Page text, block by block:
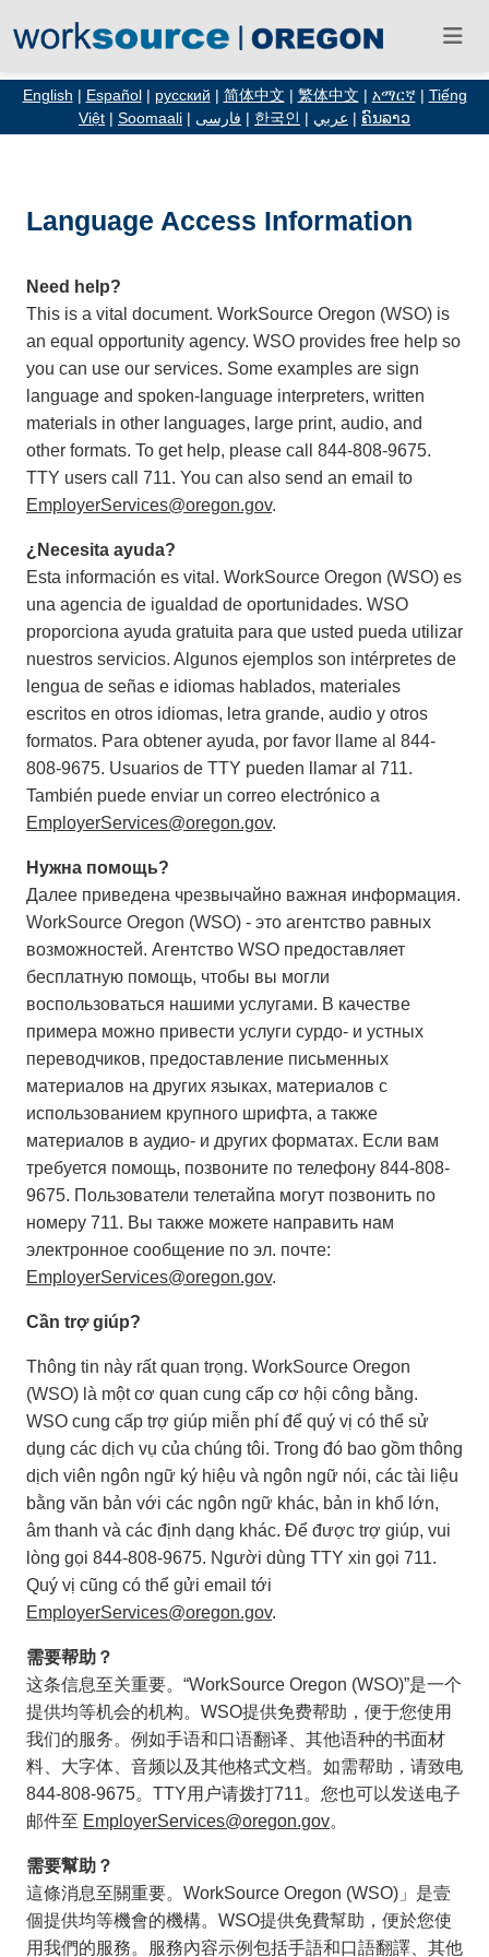
English Español русский 简体中文 繁体中文 አማርኛ
Tiếng
Việt
Soomaali فارسی 한국인 عربي ຄົນລາວ
Language Access Information
Need help?
This is a vital document. WorkSource Oregon (WSO) is
an equal opportunity agency. WSO provides free help so
you can use our services. Some examples are sign
language and spoken-language interpreters, written
materials in other languages, large print, audio, and
other formats. To get help, please call 844-808-9675.
TTY users call 711. You can also send an email to
EmployerServices@oregon.gov.
¿Necesita ayuda?
Esta información es vital. WorkSource Oregon (WSO) es
una agencia de igualdad de oportunidades. WSO
proporciona ayuda gratuita para que usted pueda utilizar
nuestros servicios. Algunos ejemplos son intérpretes de
lengua de señas e idiomas hablados, materiales
escritos en otros idiomas, letra grande, audio y otros
formatos. Para obtener ayuda, por favor llame al 844-
808-9675. Usuarios de TTY pueden llamar al 711.
También puede enviar un correo electrónico a
EmployerServices@oregon.gov.
Нужна помощь?
Далее приведена чрезвычайно важная информация.
WorkSource Oregon (WSO) - это агентство равных
возможностей. Агентство WSO предоставляет
бесплатную помощь, чтобы вы могли
воспользоваться нашими услугами. В качестве
примера можно привести услуги сурдо- и устных
переводчиков, предоставление письменных
материалов на других языках, материалов с
использованием крупного шрифта, а также
материалов в аудио- и других форматах. Если вам
требуется помощь, позвоните по телефону 844-808-
9675. Пользователи телетайпа могут позвонить по
номеру 711. Вы также можете направить нам
электронное сообщение по эл. почте:
EmployerServices@oregon.gov.
Cần trợ giúp?
Thông tin này rất quan trọng. WorkSource Oregon
(WSO) là một cơ quan cung cấp cơ hội công bằng.
WSO cung cấp trợ giúp miễn phí để quý vị có thể sử
dụng các dịch vụ của chúng tôi. Trong đó bao gồm thông
dịch viên ngôn ngữ ký hiệu và ngôn ngữ nói, các tài liệu
bằng văn bản với các ngôn ngữ khác, bản in khổ lớn,
âm thanh và các định dạng khác. Để được trợ giúp, vui
lòng gọi 844-808-9675. Người dùng TTY xin gọi 711.
Quý vị cũng có thể gửi email tới
EmployerServices@oregon.gov.
需要帮助？
这条信息至关重要。“WorkSource Oregon (WSO)”是一个
提供均等机会的机构。WSO提供免费帮助，便于您使用
我们的服务。例如手语和口语翻译、其他语种的书面材
料、大字体、音频以及其他格式文档。如需帮助，请致电
844-808-9675。TTY用户请拨打711。您也可以发送电子
邮件至 EmployerServices@oregon.gov。
需要幫助？
這條消息至關重要。WorkSource Oregon (WSO)」是壹
個提供均等機會的機構。WSO提供免費幫助，便於您使
用我們的服務。服務內容示例包括手語和口語翻譯、其他